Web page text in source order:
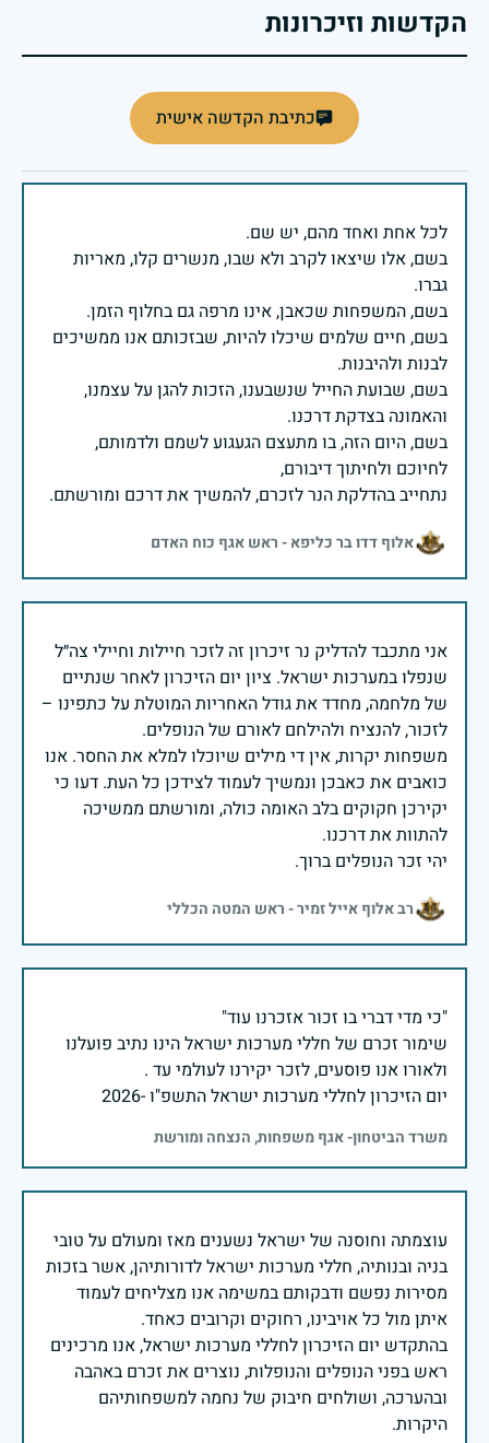
הקדשות וזיכרונות
כתיבת הקדשה אישית
בשם, אלו שיצאו לקרב ולא שבו, מנשרים קלו, מאריות
בשם, חיים שלמים שיכלו להיות, שבזכותם אנו ממשיכים
בשם, שבועת החייל שנשבענו, הזכות להגן על עצמנו,
בשם, היום הזה, בו מתעצם הגעגוע לשמם ולדמותם,
נתחייב בהדלקת הנר לזכרם, להמשיך את דרכם ומורשתם.
אלוף דדו בר כליפא - ראש אגף כוח האדם
אני מתכבד להדליק נר זיכרון זה לזכר חיילות וחיילי צה״ל
שנפלו במערכות ישראל. ציון יום הזיכרון לאחר שנתיים
של מלחמה, מחדד את גודל האחריות המוטלת על כתפינו –
משפחות יקרות, אין די מילים שיוכלו למלא את החסר. אנו
כואבים את כאבכן ונמשיך לעמוד לצידכן כל העת. דעו כי
יקירכן חקוקים בלב האומה כולה, ומורשתם ממשיכה
יהי זכר הנופלים ברוך.
רב אלוף אייל זמיר - ראש המטה הכללי
שימור זכרם של חללי מערכות ישראל הינו נתיב פועלנו
יום הזיכרון לחללי מערכות ישראל התשפ"ו -2026
משרד הביטחון- אגף משפחות, הנצחה ומורשת
עוצמתה וחוסנה של ישראל נשענים מאז ומעולם על טובי
בניה ובנותיה, חללי מערכות ישראל לדורותיהן, אשר בזכות
מסירות נפשם ודבקותם במשימה אנו מצליחים לעמוד
בהתקדש יום הזיכרון לחללי מערכות ישראל, אנו מרכינים
ראש בפני הנופלים והנופלות, נוצרים את זכרם באהבה
ובהערכה, ושולחים חיבוק של נחמה למשפחותיהם